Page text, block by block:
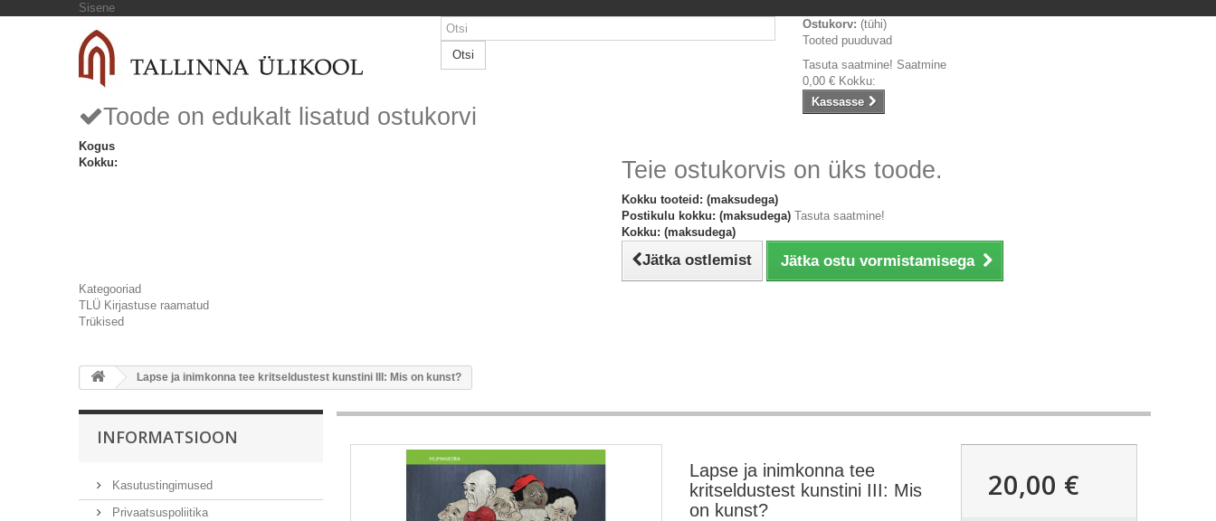
Sisene
Otsi
Ostukorv: (tühi)
Tooted puuduvad
Tasuta saatmine! Saatmine
0,00 € Kokku:
Kassasse
Toode on edukalt lisatud ostukorvi
Kogus
Kokku:
Teie ostukorvis on üks toode.
Kokku tooteid: (maksudega)
Postikulu kokku: (maksudega) Tasuta saatmine!
Kokku: (maksudega)
Jätka ostlemist Jätka ostu vormistamisega
Kategooriad
TLÜ Kirjastuse raamatud
Trükised
Lapse ja inimkonna tee kritseldustest kunstini III: Mis on kunst?
INFORMATSIOON
Kasutustingimused
Privaatsuspoliitika
Lapse ja inimkonna tee
kritseldustest kunstini III: Mis
on kunst?
20,00 €